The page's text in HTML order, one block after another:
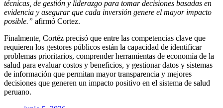
técnicas, de gestión y liderazgo para tomar decisiones basadas en
evidencia y asegurar que cada inversión genere el mayor impacto
posible.” afirmó Cortez.
Finalmente, Cortéz precisó que entre las competencias clave que
requieren los gestores públicos están la capacidad de identificar
problemas prioritarios, comprender herramientas de economía de la
salud para evaluar costos y beneficios, y gestionar datos y sistemas
de información que permitan mayor transparencia y mejores
decisiones que generen un impacto positivo en el sistema de salud
peruano.